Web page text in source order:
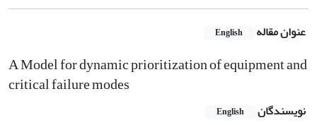
عنوان مقاله English
A Model for dynamic prioritization of equipment and
critical failure modes
نویسندگان English